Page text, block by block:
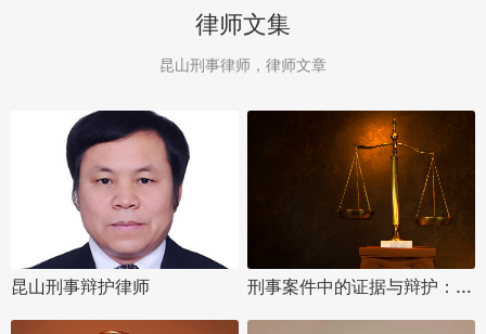
律师文集
昆山刑事律师，律师文章
昆山刑事辩护律师 刑事案件中的证据与辩护：如何为被告争取合法权益